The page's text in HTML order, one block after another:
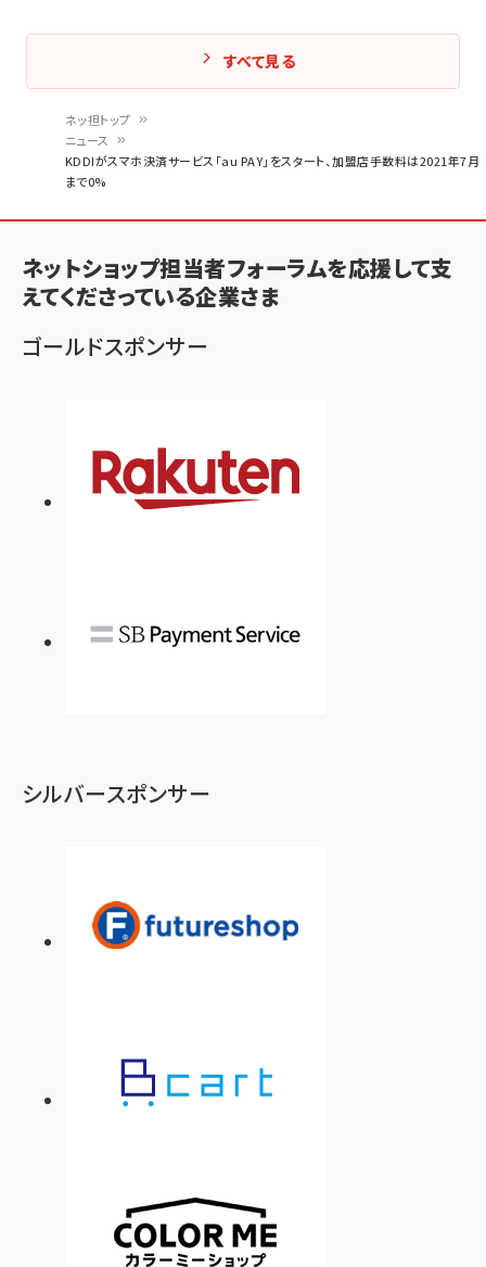
く
ず
ネッ担トップ
ニュース
KDDIがスマホ決済サービス「au PAY」をスタート、加盟店手数料は2021年7月
まで0%
すべて見る
ネットショップ担当者フォーラムを応援して支
えてくださっている企業さま
ゴールドスポンサー
シルバースポンサー